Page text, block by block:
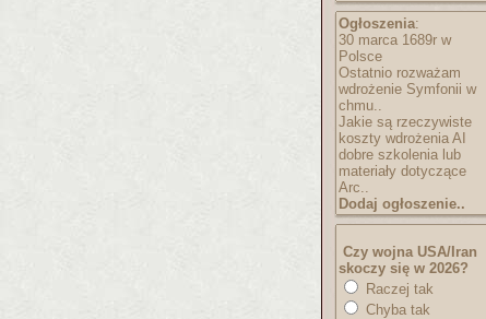
Ogłoszenia:
30 marca 1689r w
Polsce
Ostatnio rozważam
wdrożenie Symfonii w
chmu..
Jakie są rzeczywiste
koszty wdrożenia AI
dobre szkolenia lub
materiały dotyczące
Arc..
Dodaj ogłoszenie..
Czy wojna USA/Iran
skoczy się w 2026?
Raczej tak
Chyba tak